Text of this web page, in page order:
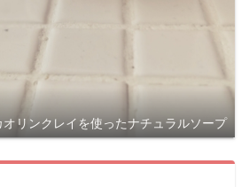
オリンクレイを使ったナチュラルソープ